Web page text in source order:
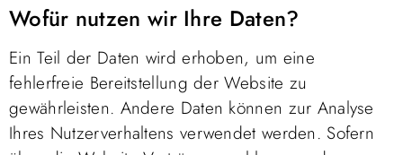
Wofür nutzen wir Ihre Daten?
Ein Teil der Daten wird erhoben, um eine
fehlerfreie Bereitstellung der Website zu
gewährleisten. Andere Daten können zur Analyse
Ihres Nutzerverhaltens verwendet werden. Sofern